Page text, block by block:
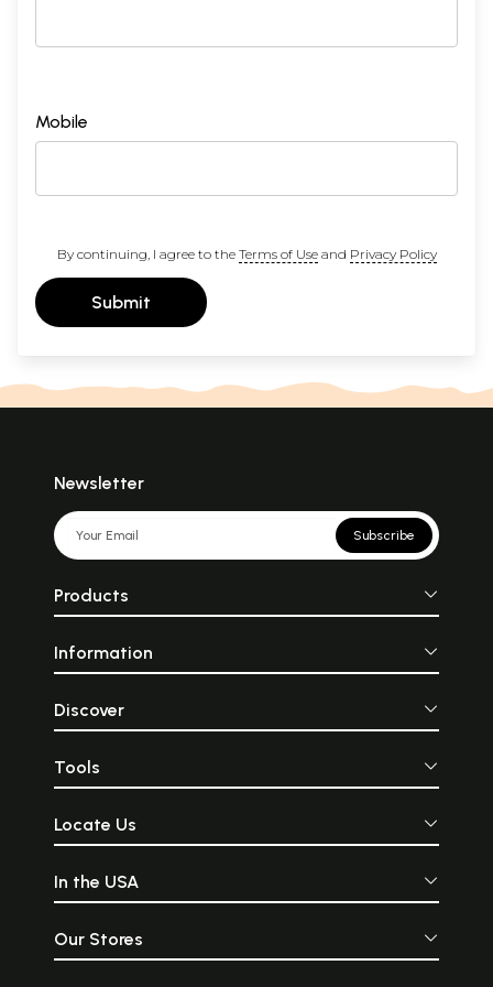
Mobile
By continuing, I agree to the Terms of Useand Privacy Policy
Submit
Newsletter
Subscribe
Products
Information
Discover
Tools
Locate Us
In the USA
Our Stores